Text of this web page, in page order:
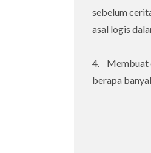
sebelum
asal logis
4. Membuat
berapa